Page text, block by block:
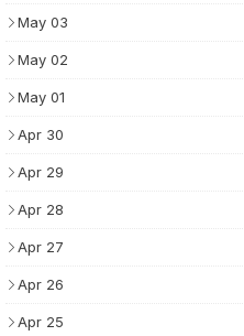
May 03
May 02
May 01
Apr 30
Apr 29
Apr 28
Apr 27
Apr 26
Apr 25